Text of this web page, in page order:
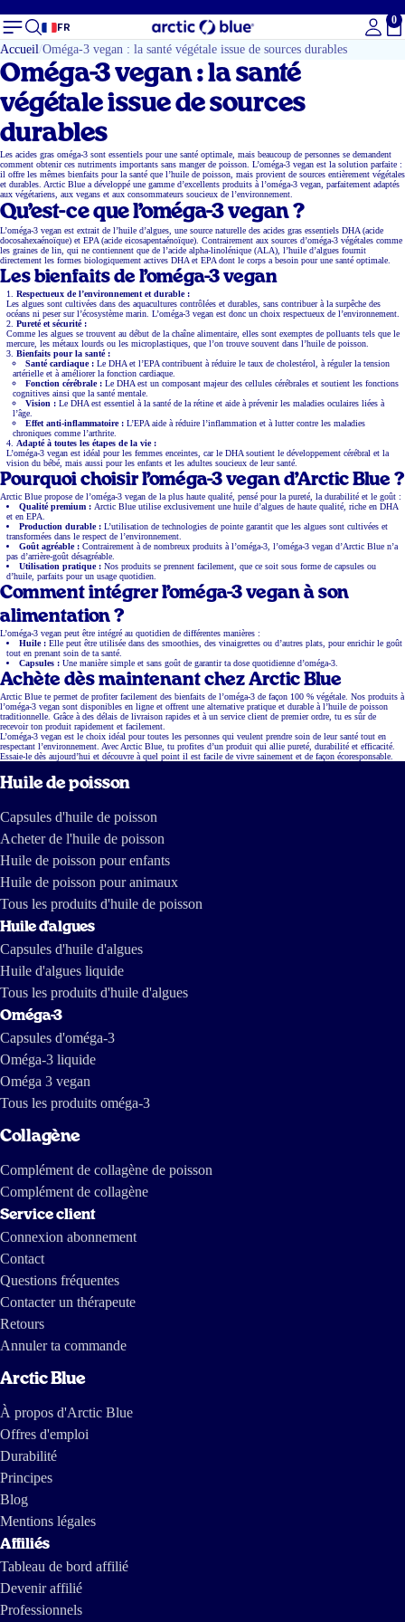
FR
0
Accueil Oméga-3 vegan : la santé végétale issue de sources durables
Oméga-3 vegan : la santé
végétale issue de sources
durables
Les acides gras oméga-3 sont essentiels pour une santé optimale, mais beaucoup de personnes se demandent
comment obtenir ces nutriments importants sans manger de poisson. L’oméga-3 vegan est la solution parfaite :
il offre les mêmes bienfaits pour la santé que l’huile de poisson, mais provient de sources entièrement végétales
et durables. Arctic Blue a développé une gamme d’excellents produits à l’oméga-3 vegan, parfaitement adaptés
aux végétariens, aux vegans et aux consommateurs soucieux de l’environnement.
Qu’est-ce que l’oméga-3 vegan ?
L’oméga-3 vegan est extrait de l’huile d’algues, une source naturelle des acides gras essentiels DHA (acide
docosahexaénoïque) et EPA (acide eicosapentaénoïque). Contrairement aux sources d’oméga-3 végétales comme
les graines de lin, qui ne contiennent que de l’acide alpha-linolénique (ALA), l’huile d’algues fournit
directement les formes biologiquement actives DHA et EPA dont le corps a besoin pour une santé optimale.
Les bienfaits de l’oméga-3 vegan
Respectueux de l’environnement et durable :
Les algues sont cultivées dans des aquacultures contrôlées et durables, sans contribuer à la surpêche des
océans ni peser sur l’écosystème marin. L’oméga-3 vegan est donc un choix respectueux de l’environnement.
Pureté et sécurité :
Comme les algues se trouvent au début de la chaîne alimentaire, elles sont exemptes de polluants tels que le
mercure, les métaux lourds ou les microplastiques, que l’on trouve souvent dans l’huile de poisson.
Bienfaits pour la santé :
Santé cardiaque : Le DHA et l’EPA contribuent à réduire le taux de cholestérol, à réguler la tension
artérielle et à améliorer la fonction cardiaque.
Fonction cérébrale : Le DHA est un composant majeur des cellules cérébrales et soutient les fonctions
cognitives ainsi que la santé mentale.
Vision : Le DHA est essentiel à la santé de la rétine et aide à prévenir les maladies oculaires liées à
l’âge.
Effet anti-inflammatoire : L’EPA aide à réduire l’inflammation et à lutter contre les maladies
chroniques comme l’arthrite.
Adapté à toutes les étapes de la vie :
L’oméga-3 vegan est idéal pour les femmes enceintes, car le DHA soutient le développement cérébral et la
vision du bébé, mais aussi pour les enfants et les adultes soucieux de leur santé.
Pourquoi choisir l’oméga-3 vegan d’Arctic Blue ?
Arctic Blue propose de l’oméga-3 vegan de la plus haute qualité, pensé pour la pureté, la durabilité et le goût :
Qualité premium : Arctic Blue utilise exclusivement une huile d’algues de haute qualité, riche en DHA
et en EPA.
Production durable : L’utilisation de technologies de pointe garantit que les algues sont cultivées et
transformées dans le respect de l’environnement.
Goût agréable : Contrairement à de nombreux produits à l’oméga-3, l’oméga-3 vegan d’Arctic Blue n’a
pas d’arrière-goût désagréable.
Utilisation pratique : Nos produits se prennent facilement, que ce soit sous forme de capsules ou
d’huile, parfaits pour un usage quotidien.
Comment intégrer l’oméga-3 vegan à son
alimentation ?
L’oméga-3 vegan peut être intégré au quotidien de différentes manières :
Huile : Elle peut être utilisée dans des smoothies, des vinaigrettes ou d’autres plats, pour enrichir le goût
tout en prenant soin de ta santé.
Capsules : Une manière simple et sans goût de garantir ta dose quotidienne d’oméga-3.
Achète dès maintenant chez Arctic Blue
Arctic Blue te permet de profiter facilement des bienfaits de l’oméga-3 de façon 100 % végétale. Nos produits à
l’oméga-3 vegan sont disponibles en ligne et offrent une alternative pratique et durable à l’huile de poisson
traditionnelle. Grâce à des délais de livraison rapides et à un service client de premier ordre, tu es sûr de
recevoir ton produit rapidement et facilement.
L’oméga-3 vegan est le choix idéal pour toutes les personnes qui veulent prendre soin de leur santé tout en
respectant l’environnement. Avec Arctic Blue, tu profites d’un produit qui allie pureté, durabilité et efficacité.
Essaie-le dès aujourd’hui et découvre à quel point il est facile de vivre sainement et de façon écoresponsable.
Huile de poisson
Capsules d'huile de poisson
Acheter de l'huile de poisson
Huile de poisson pour enfants
Huile de poisson pour animaux
Tous les produits d'huile de poisson
Huile d'algues
Capsules d'huile d'algues
Huile d'algues liquide
Tous les produits d'huile d'algues
Oméga-3
Capsules d'oméga-3
Oméga-3 liquide
Oméga 3 vegan
Tous les produits oméga-3
Collagène
Complément de collagène de poisson
Complément de collagène
Service client
Connexion abonnement
Contact
Questions fréquentes
Contacter un thérapeute
Retours
Annuler ta commande
Arctic Blue
À propos d'Arctic Blue
Offres d'emploi
Durabilité
Principes
Blog
Mentions légales
Affiliés
Tableau de bord affilié
Devenir affilié
Professionnels